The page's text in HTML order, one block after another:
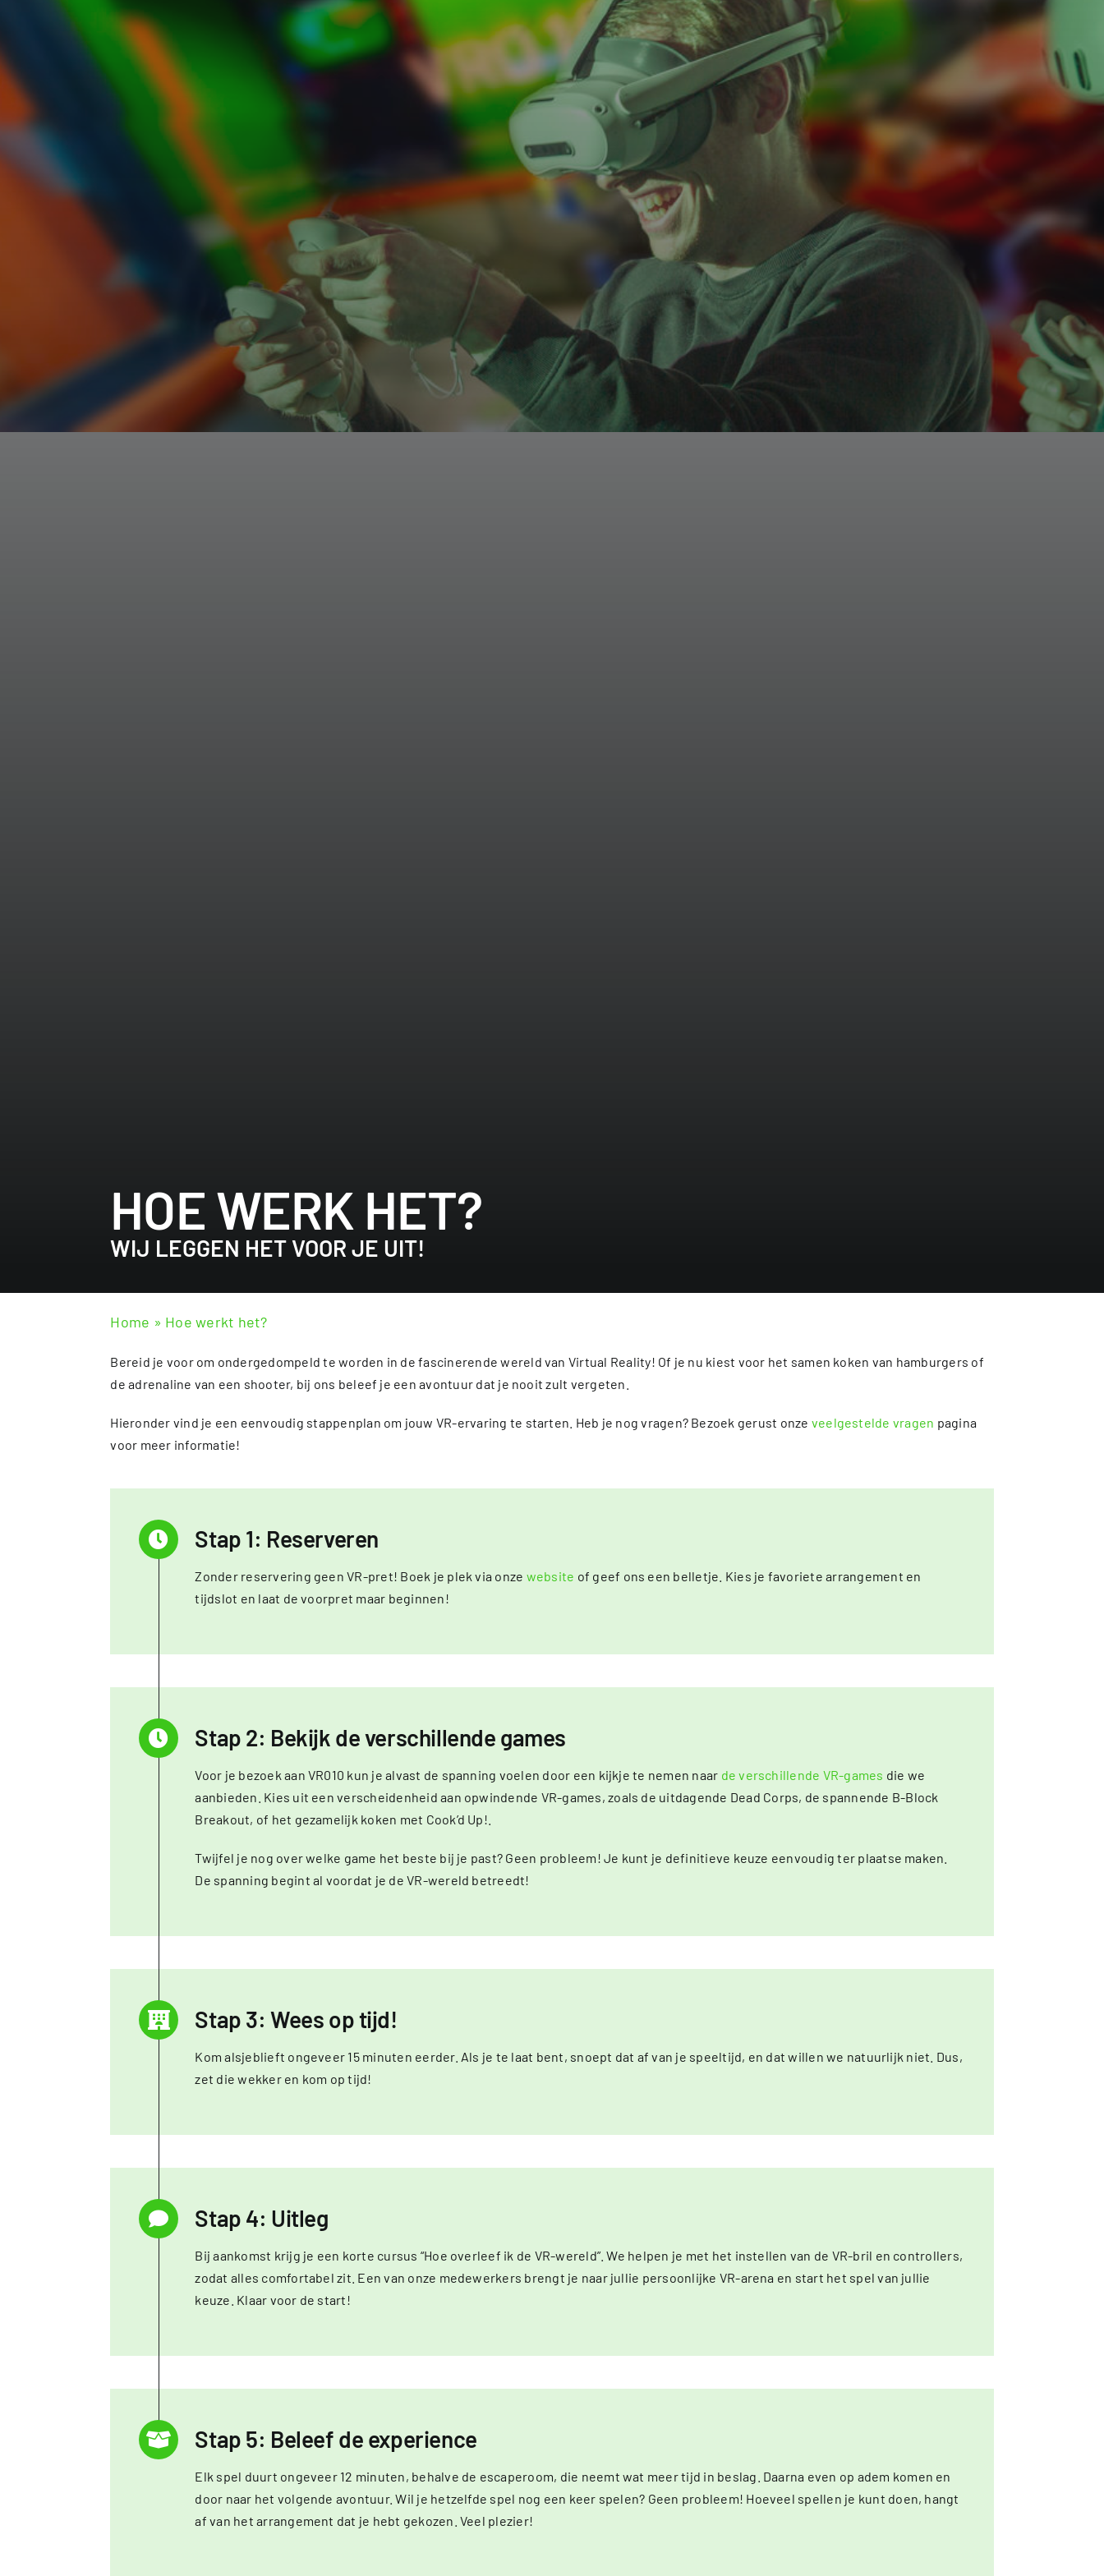
Over VR010
Tarieven
HOE WERK HET?
WIJ LEGGEN HET VOOR JE UIT!
Home » Hoe werkt het?
Bereid je voor om ondergedompeld te worden in de fascinerende wereld van Virtual Reality! Of je nu kiest voor het samen koken van hamburgers of
de adrenaline van een shooter, bij ons beleef je een avontuur dat je nooit zult vergeten.
Hieronder vind je een eenvoudig stappenplan om jouw VR-ervaring te starten. Heb je nog vragen? Bezoek gerust onze veelgestelde vragen pagina
voor meer informatie!
Stap 1: Reserveren
Zonder reservering geen VR-pret! Boek je plek via onze website of geef ons een belletje. Kies je favoriete arrangement en
tijdslot en laat de voorpret maar beginnen!
Stap 2: Bekijk de verschillende games
Voor je bezoek aan VR010 kun je alvast de spanning voelen door een kijkje te nemen naar de verschillende VR-games die we
aanbieden. Kies uit een verscheidenheid aan opwindende VR-games, zoals de uitdagende Dead Corps, de spannende B-Block
Breakout, of het gezamelijk koken met Cook’d Up!.
Twijfel je nog over welke game het beste bij je past? Geen probleem! Je kunt je definitieve keuze eenvoudig ter plaatse maken.
De spanning begint al voordat je de VR-wereld betreedt!
Stap 3: Wees op tijd!
Kom alsjeblieft ongeveer 15 minuten eerder. Als je te laat bent, snoept dat af van je speeltijd, en dat willen we natuurlijk niet. Dus,
zet die wekker en kom op tijd!
Stap 4: Uitleg
Bij aankomst krijg je een korte cursus “Hoe overleef ik de VR-wereld”. We helpen je met het instellen van de VR-bril en controllers,
zodat alles comfortabel zit. Een van onze medewerkers brengt je naar jullie persoonlijke VR-arena en start het spel van jullie
keuze. Klaar voor de start!
Stap 5: Beleef de experience
Elk spel duurt ongeveer 12 minuten, behalve de escaperoom, die neemt wat meer tijd in beslag. Daarna even op adem komen en
door naar het volgende avontuur. Wil je hetzelfde spel nog een keer spelen? Geen probleem! Hoeveel spellen je kunt doen, hangt
af van het arrangement dat je hebt gekozen. Veel plezier!